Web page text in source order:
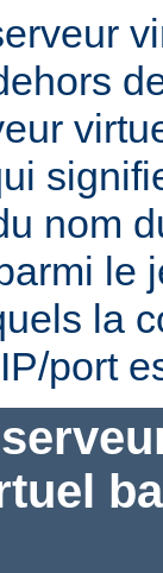
nom
le
la
port